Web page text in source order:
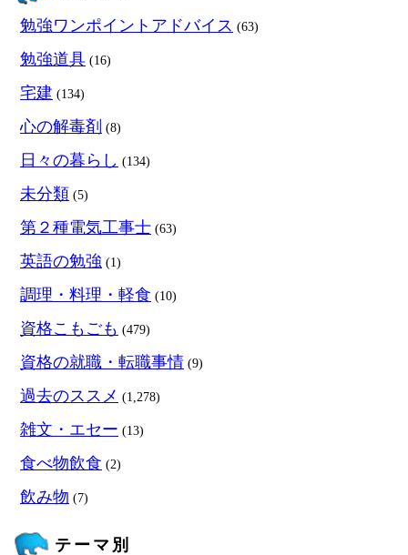
勉強ワンポイントアドバイス (63)
勉強道具 (16)
宅建 (134)
心の解毒剤 (8)
日々の暮らし (134)
未分類 (5)
第２種電気工事士 (63)
英語の勉強 (1)
調理・料理・軽食 (10)
資格こもごも (479)
資格の就職・転職事情 (9)
過去のススメ (1,278)
雑文・エセー (13)
食べ物飲食 (2)
飲み物 (7)
テーマ別